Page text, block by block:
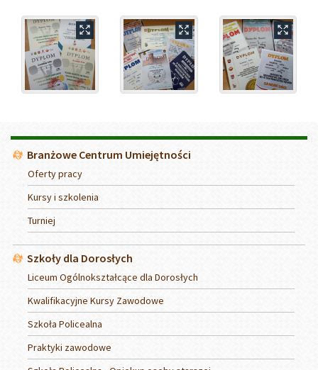
MenuBranżowe Centrum Umiejętności
Oferty pracy
Kursy i szkolenia
Turniej
Szkoły dla Dorosłych
Liceum Ogólnokształcące dla Dorosłych
Kwalifikacyjne Kursy Zawodowe
Szkoła Policealna
Praktyki zawodowe